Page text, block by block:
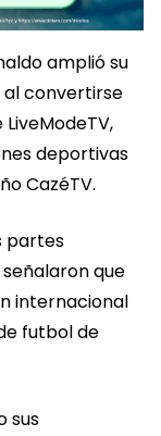
amplió su
al convertirse
deportivas
CazéTV.
partes
que
internacional
futbol de
sus